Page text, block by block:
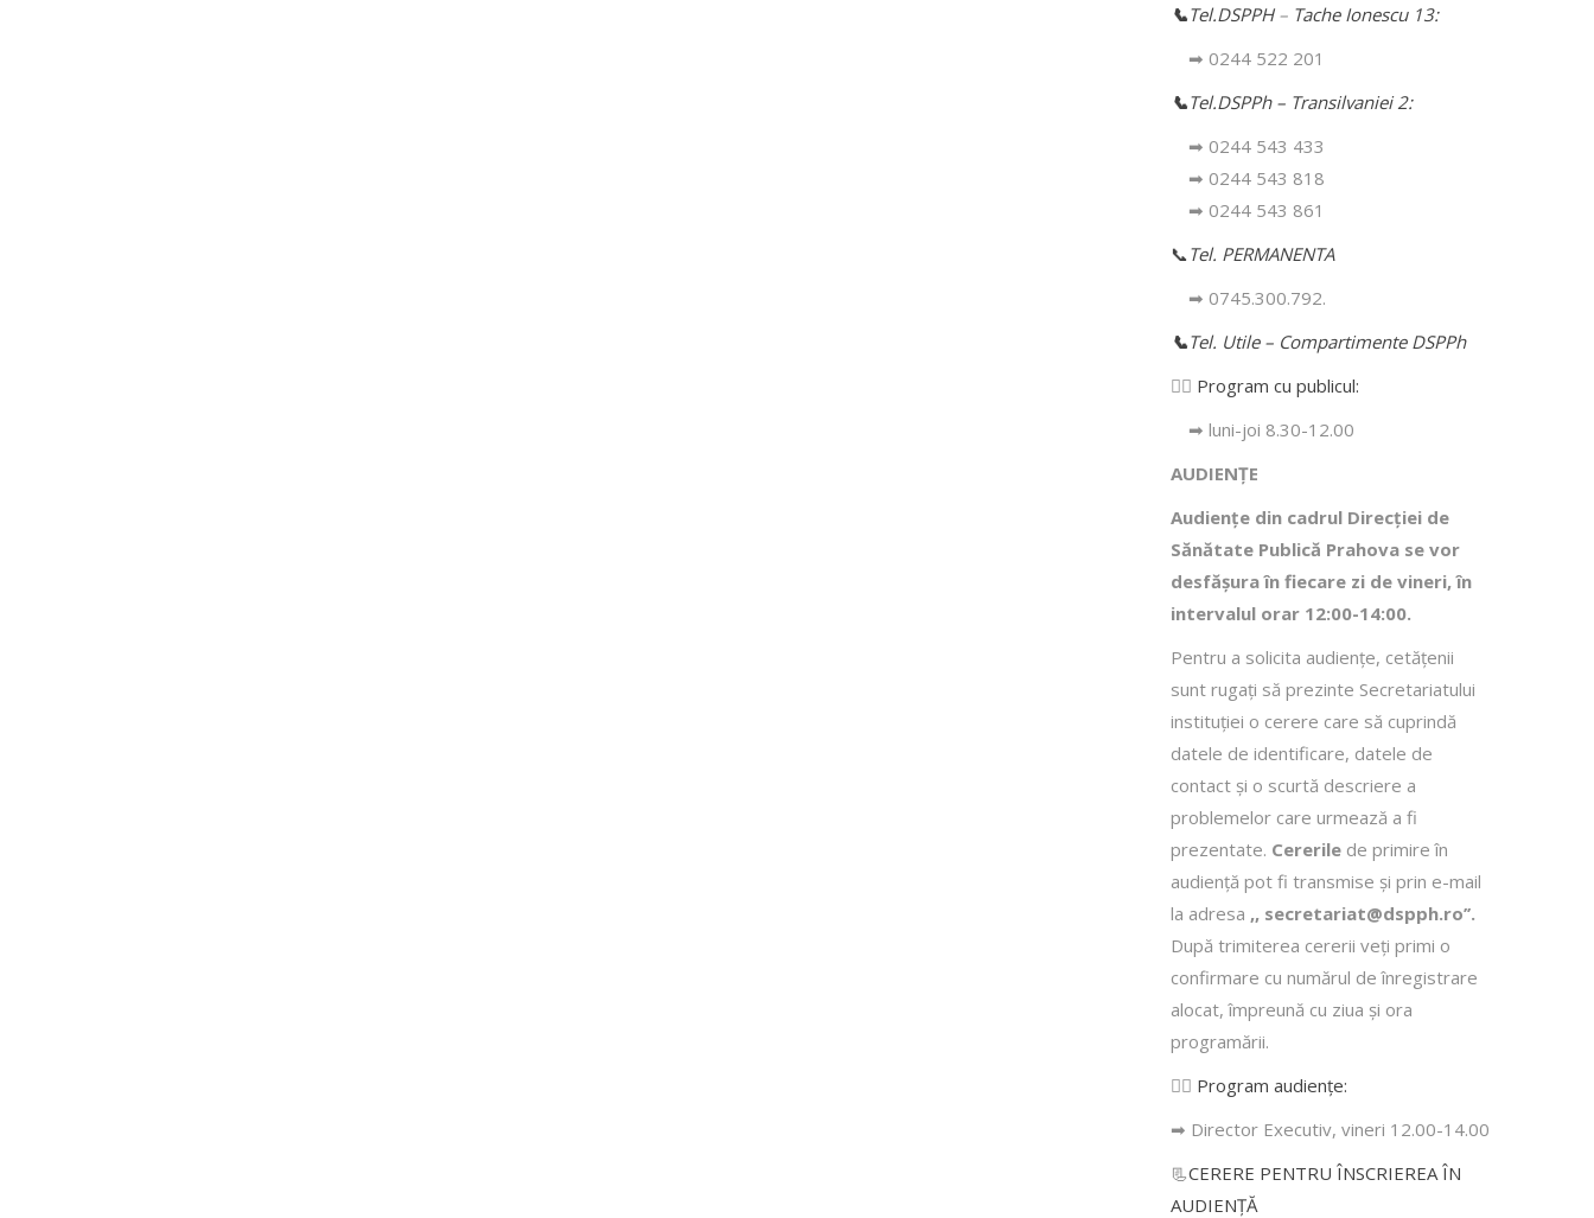
📞Tel.DSPPH – Tache Ionescu 13:
➡ 0244 522 201
📞Tel.DSPPh – Transilvaniei 2:
➡ 0244 543 433
➡ 0244 543 818
➡ 0244 543 861
📞 Tel. PERMANENTA
➡ 0745.300.792.
📞Tel. Utile – Compartimente DSPPh
👩‍⚕️ Program cu publicul:
➡ luni-joi 8.30-12.00
AUDIENȚE
Audiențe din cadrul Direcţiei de
Sănătate Publică Prahova se vor
desfăşura în fiecare zi de vineri, în
intervalul orar 12:00-14:00.
Pentru a solicita audienţe, cetăţenii
sunt rugaţi să prezinte Secretariatului
instituției o cerere care să cuprindă
datele de identificare, datele de
contact şi o scurtă descriere a
problemelor care urmează a fi
prezentate. Cererile de primire în
audienţă pot fi transmise şi prin e-mail
la adresa ,, secretariat@dspph.ro’’.
După trimiterea cererii veţi primi o
confirmare cu numărul de înregistrare
alocat, împreună cu ziua şi ora
programării.
👩‍⚕️ Program audiențe:
➡ Director Executiv, vineri 12.00-14.00
📃CERERE PENTRU ÎNSCRIEREA ÎN
AUDIENŢĂ